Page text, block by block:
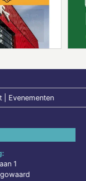
| Evenementen
1